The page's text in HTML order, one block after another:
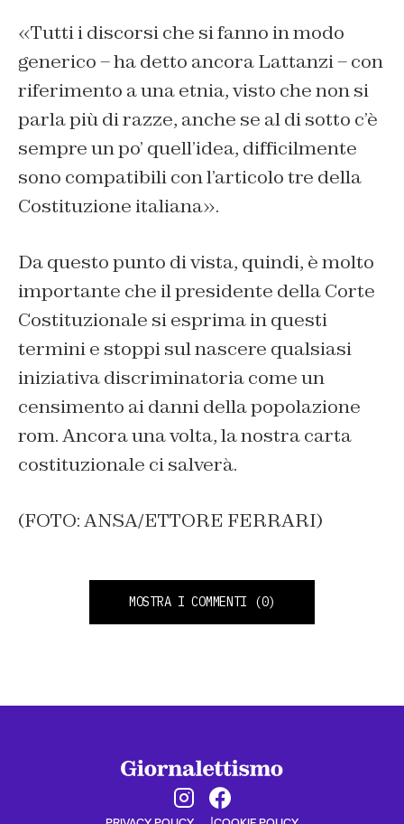
«Tutti i discorsi che si fanno in modo
generico – ha detto ancora Lattanzi – con
riferimento a una etnia, visto che non si
parla più di razze, anche se al di sotto c’è
sempre un po’ quell’idea, difficilmente
sono compatibili con l’articolo tre della
Costituzione italiana».
Da questo punto di vista, quindi, è molto
importante che il presidente della Corte
Costituzionale si esprima in questi
termini e stoppi sul nascere qualsiasi
iniziativa discriminatoria come un
censimento ai danni della popolazione
rom. Ancora una volta, la nostra carta
costituzionale ci salverà.
(FOTO: ANSA/ETTORE FERRARI)
MOSTRA I COMMENTI (0)